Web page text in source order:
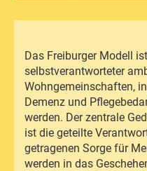
Das Freiburger Modell
selbstverantworteter
Wohngemeinschaften,
Demenz und
werden. Der zentrale
ist die geteilte
getragenen Sorge für
werden in das